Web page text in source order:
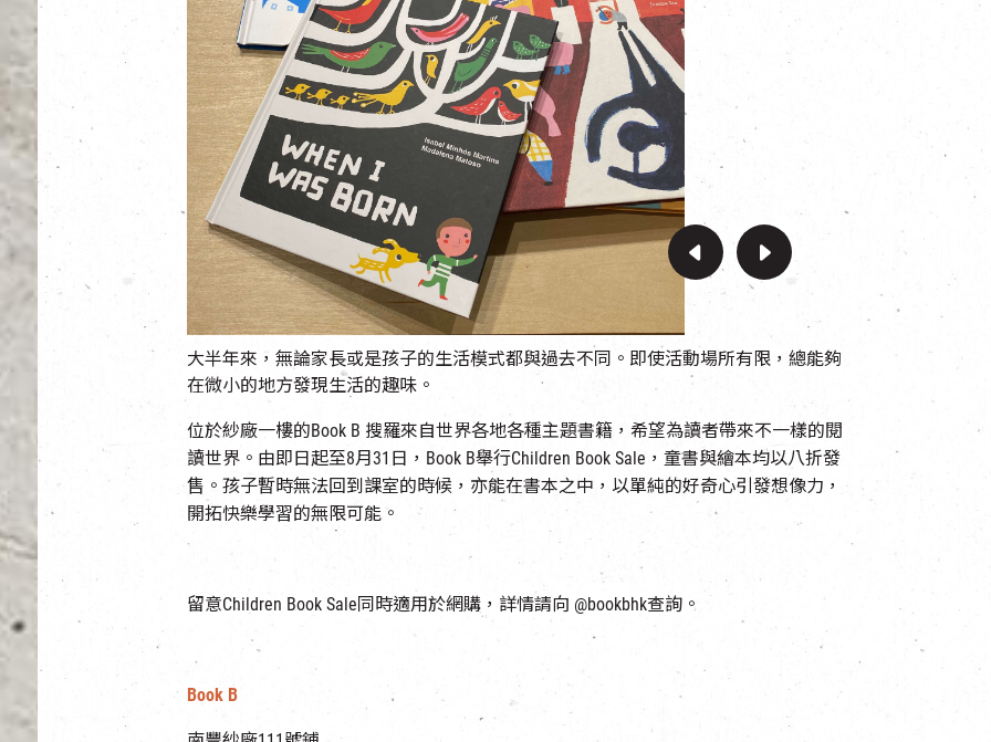
大半年來，無論家長或是孩子的生活模式都與過去不同。即使活動場所有限，總能夠
在微小的地方發現生活的趣味。
位於紗廠一樓的Book B 搜羅來自世界各地各種主題書籍，希望為讀者帶來不一樣的閱
讀世界。由即日起至8月31日，Book B舉行Children Book Sale，童書與繪本均以八折發
售。孩子暫時無法回到課室的時候，亦能在書本之中，以單純的好奇心引發想像力，
開拓快樂學習的無限可能。
留意Children Book Sale同時適用於網購，詳情請向 @bookbhk查詢。
Book B